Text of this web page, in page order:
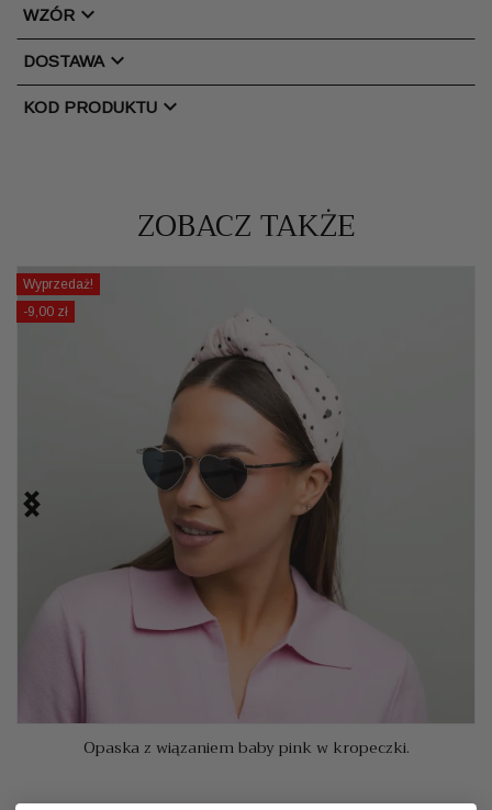
WZÓR chevron_right
DOSTAWAchevron_right
KOD PRODUKTU chevron_right
ZOBACZ TAKŻE
Opaska z wiązaniem baby pink w kropeczki.
Wyprzedaż!
-9,00 zł

